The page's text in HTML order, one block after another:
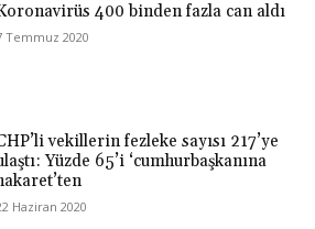
400 binden fazla can aldı
Temmuz 2020
vekillerin fezleke sayısı 217’ye
Yüzde 65’i ‘cumhurbaşkanına
Haziran 2020